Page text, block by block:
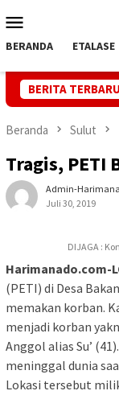
ke
kontenMobile
BERANDA ETALASE
BERITA TERBARU
Andal Jelang
Beranda Sulut
Tragis, PETI
Admin-
Juli 30, 2019
DIJAGA :
Harimanado.com-
(PETI) di Desa
memakan korban.
menjadi korban
Anggol alias Su’
meninggal dunia
Lokasi tersebut